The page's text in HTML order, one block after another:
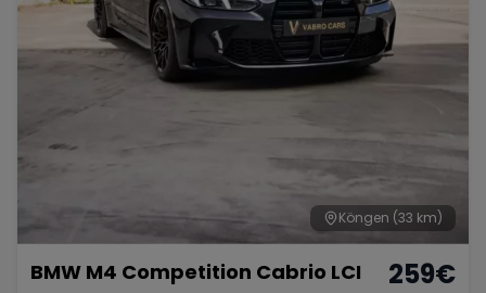
Tesla Chevrolet Dodge
Aston Martin
Bugatti Lotus Maserati
Köngen (33 km)
BMW M4 Competition Cabrio LCI 259€